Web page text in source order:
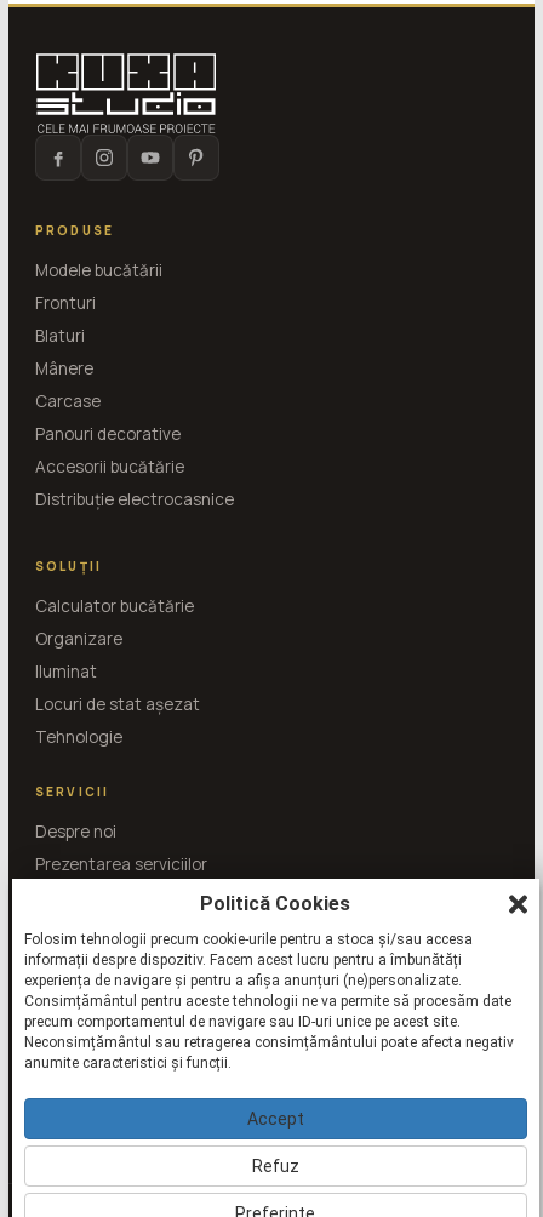
PRODUSE
Modele bucătării
Fronturi
Blaturi
Mânere
Carcase
Panouri decorative
Accesorii bucătărie
Distribuție electrocasnice
SOLUȚII
Calculator bucătărie
Organizare
Iluminat
Locuri de stat așezat
Tehnologie
SERVICII
Despre noi
Prezentarea serviciilor
SHOWROOMBUCUREȘTI
Str. Putul lui Zamfir nr. 36
Telefon showroom
+40 21 224 15 15
bucuresti@kuxa.ro
Vezi echipa KUXA
Politică Cookies
Folosim tehnologii precum cookie-urile pentru a stoca și/sau accesa
informații despre dispozitiv. Facem acest lucru pentru a îmbunătăți
experiența de navigare și pentru a afișa anunțuri (ne)personalizate.
Consimțământul pentru aceste tehnologii ne va permite să procesăm date
precum comportamentul de navigare sau ID-uri unice pe acest site.
Neconsimțământul sau retragerea consimțământului poate afecta negativ
anumite caracteristici și funcții.
Accept
Refuz